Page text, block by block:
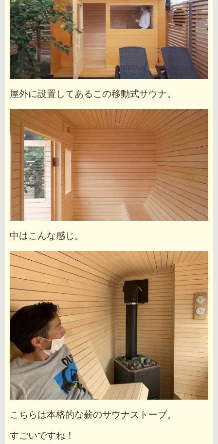
屋外に設置してあるこの移動式サウナ。
中はこんな感じ。
こちらは本格的な薪のサウナストーブ。
すごいですね！